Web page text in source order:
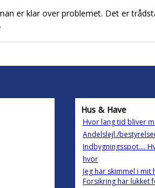
er klar over problemet. Det er
Hus & Have
Hvor lang tid bliver
Andelslejl./
Indbygningsspot....
hvor
Jeg har skimmel i
Forsikring har lukket